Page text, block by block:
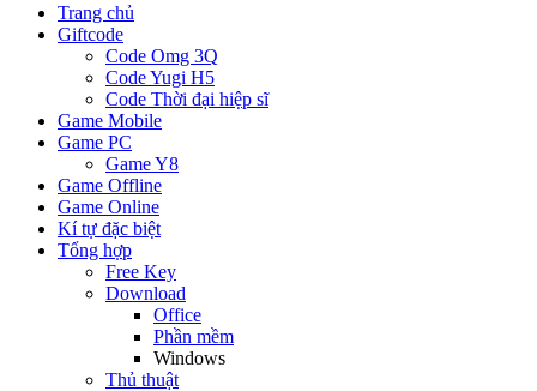
Trang chủ
Giftcode
Code Omg 3Q
Code Yugi H5
Code Thời đại hiệp sĩ
Game Mobile
Game PC
Game Y8
Game Offline
Game Online
Kí tự đặc biệt
Tổng hợp
Free Key
Download
Office
Phần mềm
Windows
Thủ thuật